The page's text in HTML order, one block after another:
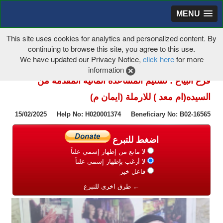
MENU
This site uses cookies for analytics and personalized content. By
continuing to browse this site, you agree to this use.
We have updated our Privacy Notice, click herefor more
information
فرع البياع : تسليم المساعدة المالية المقدمة من
السيده(ام معد ) للارملة (ايمان م)
15/02/2025 Help No: H020001374 Beneficiary No: B02-16565
اضغط للتبرع
لا مانع من إظهار إسمي علناً
لا أرغب بإظهار إسمي علناً
فاعل خير
← طرق اخرى للتبرع